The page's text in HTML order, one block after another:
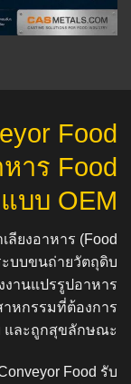
Food
าร Food
บบ OEM
ลียงอาหาร (Food
บบขนถ่ายวัตถุดิบ
งานแปรรูปอาหาร
าหกรรมที่ต้องการ
และถูกสุขลักษณะ
Food รับ